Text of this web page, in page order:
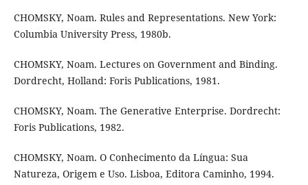
CHOMSKY, Noam. Rules and Representations. New York:
Columbia University Press, 1980b.
CHOMSKY, Noam. Lectures on Government and Binding.
Dordrecht, Holland: Foris Publications, 1981.
CHOMSKY, Noam. The Generative Enterprise. Dordrecht:
Foris Publications, 1982.
CHOMSKY, Noam. O Conhecimento da Língua: Sua
Natureza, Origem e Uso. Lisboa, Editora Caminho, 1994.